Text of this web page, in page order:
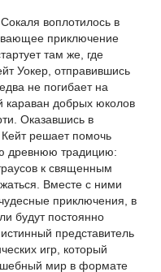
воплотилось в
приключение
там же, где
Уокер, отправившись
не погибает на
добрых юколов
Оказавшись в
решает помочь
древнюю традицию:
к священным
Вместе с ними
приключения, в
будут постоянно
представитель
игр, который
мир в формате